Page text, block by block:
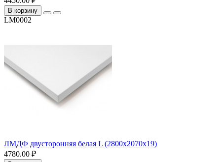
В корзину
LM0002
ЛМДФ двусторонняя белая L (2800х2070х19)
4780.00 ₽